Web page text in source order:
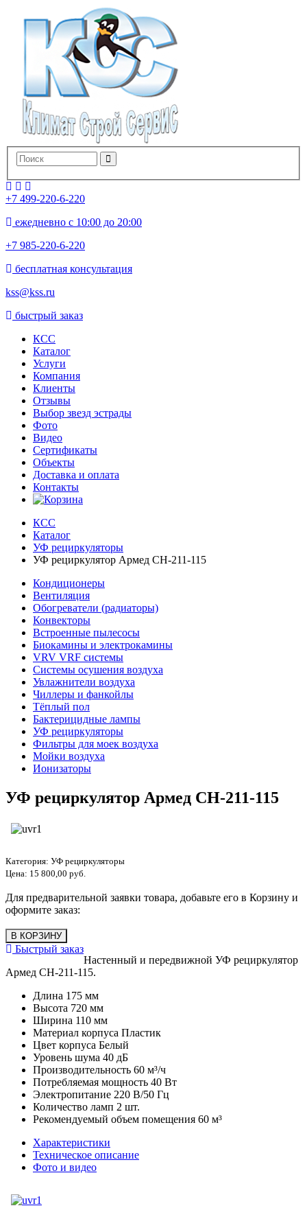
+7 499-220-6-220
ежедневно с 10:00 до 20:00
+7 985-220-6-220
бесплатная консультация
kss@kss.ru
быстрый заказ
КСС
Каталог
Услуги
Компания
Клиенты
Oтзывы
Выбор звезд эстрады
Фото
Видео
Сертификаты
Объекты
Доставка и оплата
Контакты
КСС
Каталог
УФ рециркуляторы
УФ рециркулятор Армед CH-211-115
Кондиционеры
Вентиляция
Обогреватели (радиаторы)
Конвекторы
Встроенные пылесосы
Биокамины и электрокамины
VRV VRF системы
Системы осушения воздуха
Увлажнители воздуха
Чиллеры и фанкойлы
Тёплый пол
Бактерицидные лампы
УФ рециркуляторы
Фильтры для моек воздуха
Мойки воздуха
Ионизаторы
УФ рециркулятор Армед CH-211-115
Категория: УФ рециркуляторы
Цена: 15 800,00 руб.
Для предварительной заявки товара, добавьте его в Корзину и
оформите заказ:
Быстрый заказ
Настенный и передвижной УФ рециркулятор
Армед CH-211-115.
Длина 175 мм
Высота 720 мм
Ширина 110 мм
Материал корпуса Пластик
Цвет корпуса Белый
Уровень шума 40 дБ
Производительность 60 м³/ч
Потребляемая мощность 40 Вт
Электропитание 220 В/50 Гц
Количество ламп 2 шт.
Рекомендуемый объем помещения 60 м³
Характеристики
Техническое описание
Фото и видео